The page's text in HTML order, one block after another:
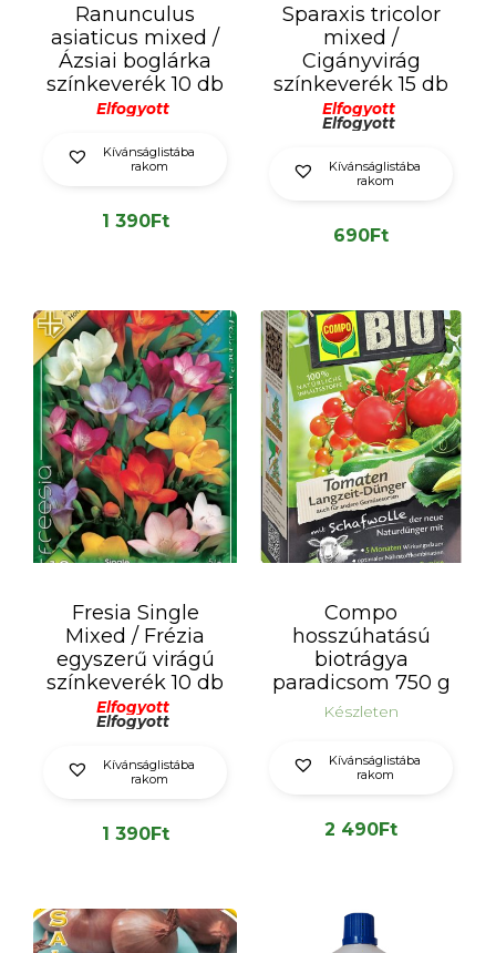
Ranunculus
asiaticus mixed /
Ázsiai boglárka
színkeverék 10 db
Elfogyott
Kívánságlistába
rakom
1 390Ft
Sparaxis tricolor
mixed /
Cigányvirág
színkeverék 15 db
Elfogyott
Elfogyott
Kívánságlistába
rakom
690Ft
Fresia Single
Mixed / Frézia
egyszerű virágú
színkeverék 10 db
Elfogyott
Elfogyott
Kívánságlistába
rakom
1 390Ft
Compo
hosszúhatású
biotrágya
paradicsom 750 g
Készleten
Kívánságlistába
rakom
2 490Ft